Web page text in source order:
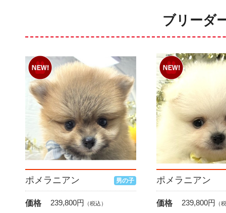
ブリーダ
ポメラニアン 男の子
価格 239,800円 （税込）
ポメラニアン
価格 239,800円 （